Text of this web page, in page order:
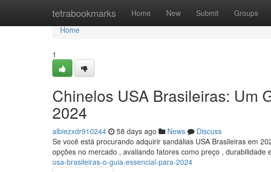
tetrabookmarks Home New Submit Groups
Home
Home
1
Chinelos USA Brasileiras: Um
2024
albiezxdr910244 58 days ago News
Discuss
Se você está procurando adquirir sandálias USA Brasileiras em
opções no mercado , avaliando fatores como preço , durabilidade
usa-brasileiras-o-guia-essencial-para-2024